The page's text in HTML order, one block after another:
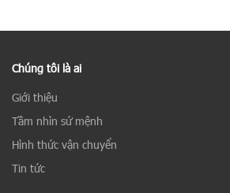
Chúng tôi là ai
Giới thiệu
Tầm nhìn sứ mệnh
Hình thức vận chuyển
Tin tức